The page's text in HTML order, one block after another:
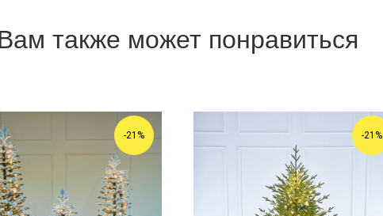
также может понравиться
-21% -21%